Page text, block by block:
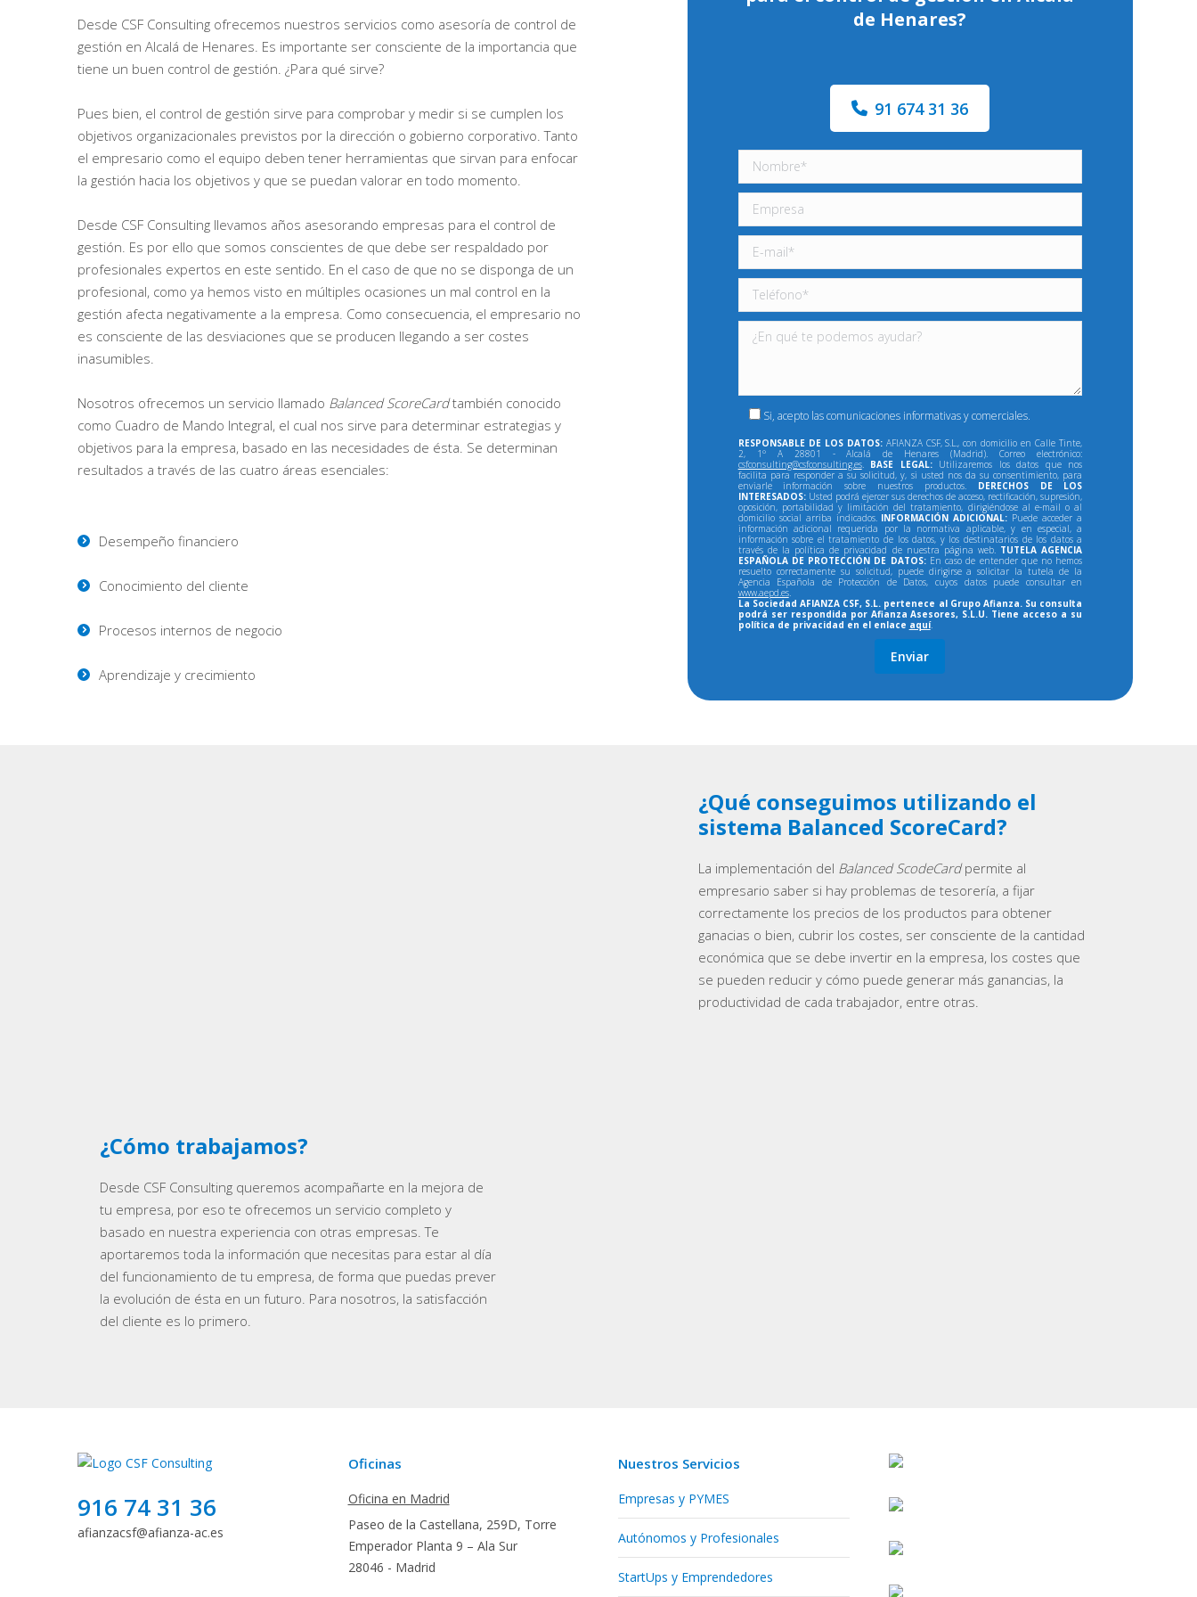
Desde CSF Consulting ofrecemos nuestros servicios como asesoría de control de
gestión en Alcalá de Henares. Es importante ser consciente de la importancia que
tiene un buen control de gestión. ¿Para qué sirve?
Pues bien, el control de gestión sirve para comprobar y medir si se cumplen los
objetivos organizacionales previstos por la dirección o gobierno corporativo. Tanto
el empresario como el equipo deben tener herramientas que sirvan para enfocar
la gestión hacia los objetivos y que se puedan valorar en todo momento.
Desde CSF Consulting llevamos años asesorando empresas para el control de
gestión. Es por ello que somos conscientes de que debe ser respaldado por
profesionales expertos en este sentido. En el caso de que no se disponga de un
profesional, como ya hemos visto en múltiples ocasiones un mal control en la
gestión afecta negativamente a la empresa. Como consecuencia, el empresario no
es consciente de las desviaciones que se producen llegando a ser costes
inasumibles.
Nosotros ofrecemos un servicio llamado Balanced ScoreCardtambién conocido
como Cuadro de Mando Integral, el cual nos sirve para determinar estrategias y
objetivos para la empresa, basado en las necesidades de ésta. Se determinan
resultados a través de las cuatro áreas esenciales:
Desempeño financiero
Conocimiento del cliente
Procesos internos de negocio
Aprendizaje y crecimiento
de Henares?
91 674 31 36
Si, acepto las comunicaciones informativas y comerciales.
RESPONSABLE DE LOS DATOS:AFIANZA CSF, S.L., con domicilio en Calle Tinte,
2, 1º A 28801 - Alcalá de Henares (Madrid). Correo electrónico:
csfconsulting@csfconsulting.es. BASE LEGAL:Utilizaremos los datos que nos
facilita para responder a su solicitud, y, si usted nos da su consentimiento, para
enviarle información sobre nuestros productos. DERECHOS DE LOS
INTERESADOS:Usted podrá ejercer sus derechos de acceso, rectificación, supresión,
oposición, portabilidad y limitación del tratamiento, dirigiéndose al e-mail o al
domicilio social arriba indicados. INFORMACIÓN ADICIONAL: Puede acceder a
información adicional requerida por la normativa aplicable, y en especial, a
información sobre el tratamiento de los datos, y los destinatarios de los datos a
través de la política de privacidad de nuestra página web. TUTELA AGENCIA
ESPAÑOLA DE PROTECCIÓN DE DATOS:En caso de entender que no hemos
resuelto correctamente su solicitud, puede dirigirse a solicitar la tutela de la
Agencia Española de Protección de Datos, cuyos datos puede consultar en
www.aepd.es.
La Sociedad AFIANZA CSF, S.L. pertenece al Grupo Afianza. Su consulta
podrá ser respondida por Afianza Asesores, S.L.U. Tiene acceso a su
política de privacidad en el enlace aquí.
¿Qué conseguimos utilizando el
sistema Balanced ScoreCard?
La implementación del Balanced ScodeCardpermite al
empresario saber si hay problemas de tesorería, a fijar
correctamente los precios de los productos para obtener
ganacias o bien, cubrir los costes, ser consciente de la cantidad
económica que se debe invertir en la empresa, los costes que
se pueden reducir y cómo puede generar más ganancias, la
productividad de cada trabajador, entre otras.
¿Cómo trabajamos?
Desde CSF Consulting queremos acompañarte en la mejora de
tu empresa, por eso te ofrecemos un servicio completo y
basado en nuestra experiencia con otras empresas. Te
aportaremos toda la información que necesitas para estar al día
del funcionamiento de tu empresa, de forma que puedas prever
la evolución de ésta en un futuro. Para nosotros, la satisfacción
del cliente es lo primero.
916 74 31 36
afianzacsf@afianza-ac.es
Oficinas
Oficina en Madrid
Paseo de la Castellana, 259D, Torre
Emperador Planta 9 – Ala Sur
28046 - Madrid
Nuestros Servicios
Empresas y PYMES
Autónomos y Profesionales
StartUps y Emprendedores